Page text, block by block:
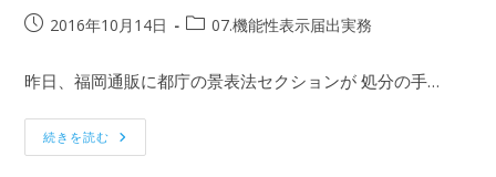
2016年10月14日 07.機能性表示届出実務
昨日、福岡通販に都庁の景表法セクションが 処分の手…
続きを読む